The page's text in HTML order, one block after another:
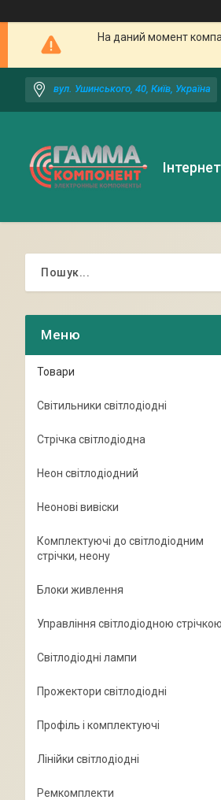
На даний момент
вул. Ушинського, 40, Київ, Україна
Товари
Світильники світлодіодні
Стрічка світлодіодна
Неон світлодіодний
Неонові вивіски
Комплектуючі до світлодіодним
стрічки, неону
Блоки живлення
Управління світлодіодною стрічкою
Світлодіодні лампи
Прожектори світлодіодні
Профіль і комплектуючі
Лінійки світлодіодні
Ремкомплекти